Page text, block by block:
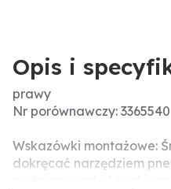
Opis i
prawy
Nr porównawczy: 3365540
Wskazówki montażowe:
dokręcać narzędziem